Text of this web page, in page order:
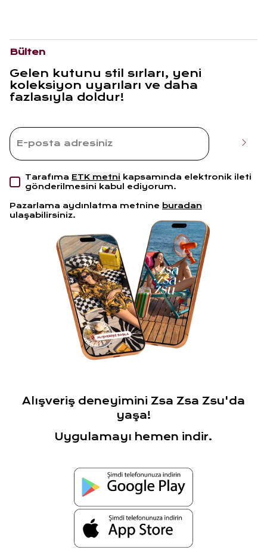
Bülten
Gelen kutunu stil sırları, yeni
koleksiyon uyarıları ve daha
fazlasıyla doldur!
Tarafıma ETK metni kapsamında elektronik ileti
gönderilmesini kabul ediyorum.
Pazarlama aydınlatma metnine buradan
ulaşabilirsiniz.
Alışveriş deneyimini Zsa Zsa Zsu'da
yaşa!
Uygulamayı hemen indir.